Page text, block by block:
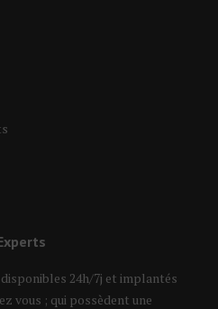
24h/7j et implantés
vous ; qui possèdent une